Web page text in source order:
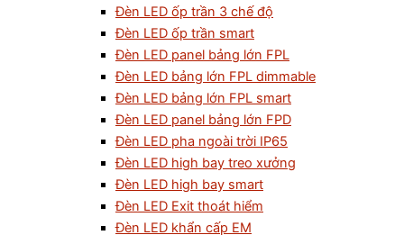
Đèn LED ốp trần 3 chế độ
Đèn LED ốp trần smart
Đèn LED panel bảng lớn FPL
Đèn LED bảng lớn FPL dimmable
Đèn LED bảng lớn FPL smart
Đèn LED panel bảng lớn FPD
Đèn LED pha ngoài trời IP65
Đèn LED high bay treo xưởng
Đèn LED high bay smart
Đèn LED Exit thoát hiểm
Đèn LED khẩn cấp EM